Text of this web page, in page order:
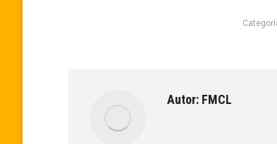
Autor: FMCL